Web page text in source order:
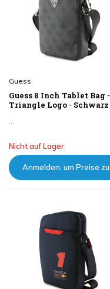
Guess
Guess 8 Inch Tablet Bag -
Triangle Logo - Schwarz
Nicht auf Lager
Anmelden, um Preise zu